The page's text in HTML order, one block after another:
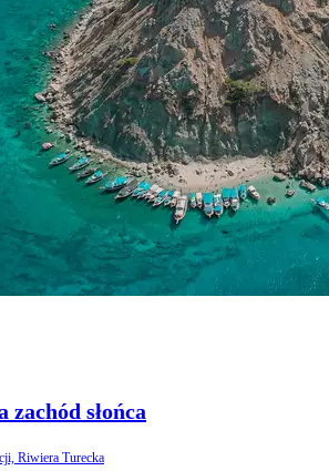
zachód słońca
Riwiera Turecka